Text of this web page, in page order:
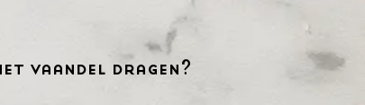
vaandel dragen?